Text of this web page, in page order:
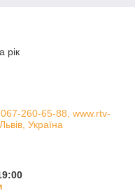
рік
260-65-88, www.rtv-
Україна